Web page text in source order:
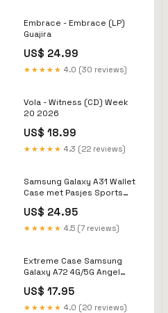
Embrace - Embrace (LP)
Guajira
US$ 24.99
★★★★★ 4.0 (30 reviews)
Vola - Witness (CD) Week
20 2026
US$ 18.99
★★★★★ 4.3 (22 reviews)
Samsung Galaxy A31 Wallet
Case met Pasjes Sports
stand case-palm leaves
US$ 24.95
★★★★★ 4.5 (7 reviews)
Extreme Case Samsung
Galaxy A72 4G/5G Angel
tpu case-white wood
US$ 17.95
★★★★★ 4.0 (20 reviews)